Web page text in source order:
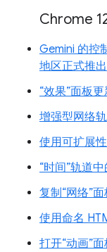
Chrome
Gemini 的控
地区正式推出
“效果”面板
增强型网络
使用可扩展
“时间”轨道
复制“网络”
使用命名
打开“动画”